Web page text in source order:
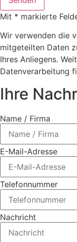
Mit * markierte
Wir verwenden die
mitgeteilten Daten
Ihres Anliegens.
Datenverarbeitung
Ihre
Name / Firma
E-Mail-Adresse
Telefonnummer
Nachricht